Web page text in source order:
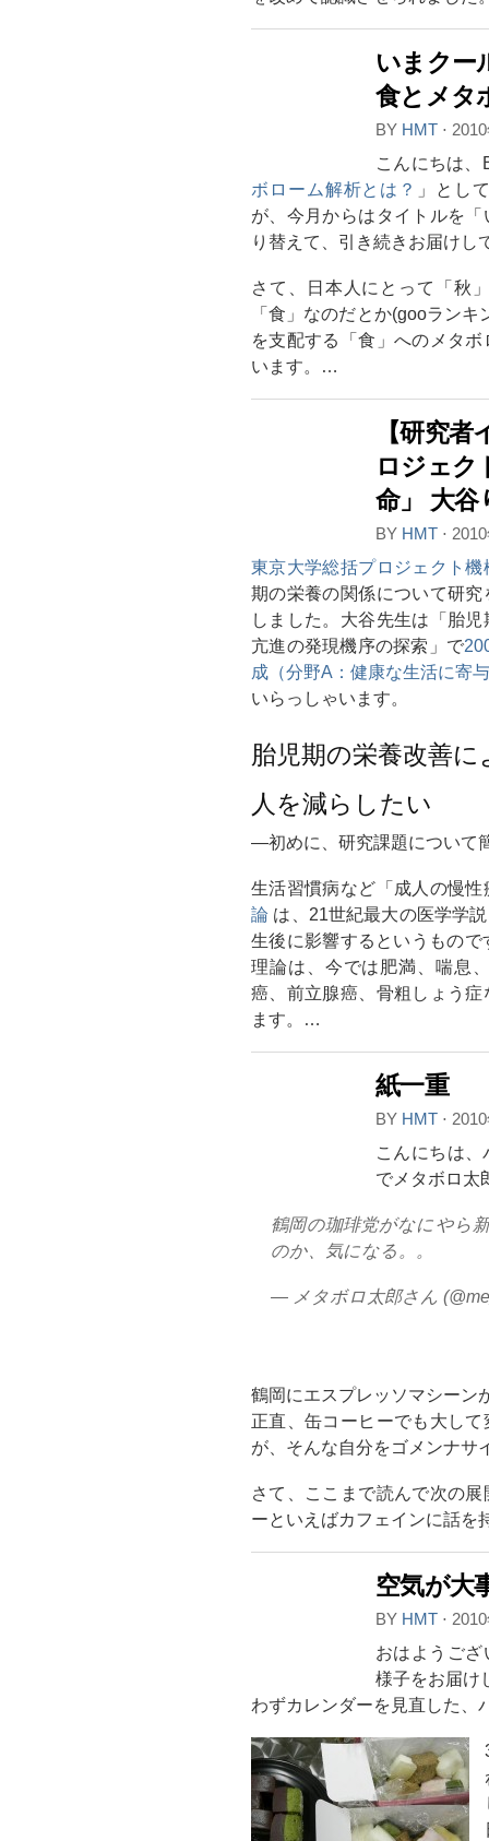
いまクー
食とメタ
BY HMT ⋅
こんにちは
ボローム解析とは？
」とし
が、今月からはタイトルを
り替えて、引き続きお届けし
さて、日本人にとって「秋
「食」なのだとか(gooラン
を支配する「食」へのメタ
います。…
【研究
ロジェク
命」 大谷
BY HMT ⋅
東京大学総括プロジェクト
期の栄養の関係について研
しました。大谷先生は「胎
亢進の発現機序の探索」で
成（分野A：健康な生活に寄
いらっしゃいます。
胎児期の栄養改善
人を減らしたい
―初めに、研究課題について
生活習慣病など「成人の慢
論 は、21世紀最大の医学学
生後に影響するというもの
理論は、今では肥満、喘息
癌、前立腺癌、骨粗しょう
ます。…
紙一重
BY HMT ⋅
こんにちは
でメタボロ太
鶴岡の珈琲党がなにやら
のか、気になる。。
— メタボロ太郎さん
鶴岡にエスプレッソマシーン
正直、缶コーヒーでも大し
が、そんな自分をゴメンナサ
さて、ここまで読んで次の
ーといえばカフェインに話
空気が大
BY HMT ⋅
おはようご
様子をお届け
わずカレンダーを見直した、